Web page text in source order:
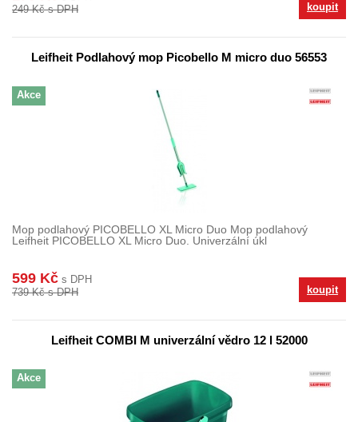
249 Kč s DPH
koupit
Akce
Leifheit Podlahový mop Picobello M micro duo 56553
Mop podlahový PICOBELLO XL Micro Duo Mop podlahový
Leifheit PICOBELLO XL Micro Duo. Univerzální úkl
599 Kč s DPH
739 Kč s DPH
koupit
Akce
Leifheit COMBI M univerzální vědro 12 l 52000